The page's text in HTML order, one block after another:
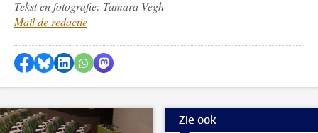
Tekst en fotografie: Tamara Vegh
Mail de redactie
Delen op Facebook
Delen via Bluesky
Delen op LinkedIn
Delen via WhatsApp
Delen via Mastodon
Zie ook